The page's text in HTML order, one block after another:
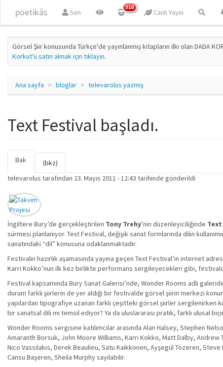
pöetikâs Sen
918
Canlı Yayın
Görsel Şiir konusunda Türkçe'de yayınlanmış kitapların ilki olan DADA
Korkut'u satın almak için tıklayın.
Ana sayfa bloglar televarolus yazmış
Text Festival başladı.
Birincil sekmeler
Bak
sekme)
(bkz)
televarolus tarafından 23. Mayıs 2011 - 12:43 tarihinde gönderildi
İngiltere Bury’de gerçekleştirilen Tony Trehy’nin düzenleyiciliğinde
sürmesi planlanıyor. Text Festival, değişik sanat formlarında dilin
sanatındaki “dil” konusuna odaklanmaktadır.
Festivalin hazırlık aşamasında yayına geçen Text Festival’in internet
Karri Kokko’nun ilk kez birlikte performans sergileyecekleri gibi,
Festival kapsamında Bury Sanat Galerisi’nde, Wonder Rooms adlı
durum farklı şiirlerin de yer aldığı bir festivalde görsel şiirin merkezi
yapılardan tipografiye uzanan farklı çeşitteki görsel şiirler sergilenirken
bir sanatsal dili mi temsil ediyor? Ya da uluslararası pratik, farklı ulusal
Wonder Rooms sergisine katılımcılar arasında Alan Halsey, Stephen
Amaranth Borsuk, John Moore Williams, Karri Kokko, Matt Dalby,
Nico Vassilakis, Derek Beaulieu, Satu Kaikkonen, Ayşegül Tözeren,
Cansu Başeren, Sheila Murphy sayılabilir.